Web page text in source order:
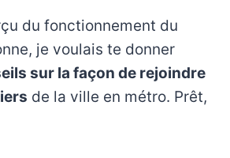
du fonctionnement du
je voulais te donner
sur la façon de rejoindre
de la ville en métro. Prêt,